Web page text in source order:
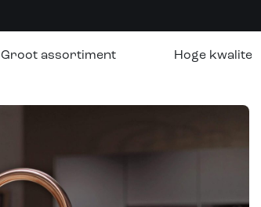
Groot assortiment Hoge kwaliteit